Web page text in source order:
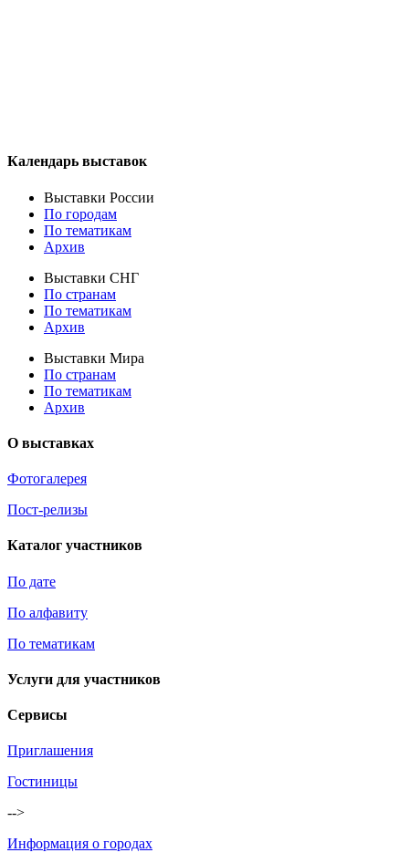
Календарь выставок
Выставки России
По городам
По тематикам
Архив
Выставки СНГ
По странам
По тематикам
Архив
Выставки Мира
По странам
По тематикам
Архив
О выставках
Фотогалерея
Пост-релизы
Каталог участников
По дате
По алфавиту
По тематикам
Услуги для участников
Сервисы
Приглашения
Гостиницы
-->
Информация о городах